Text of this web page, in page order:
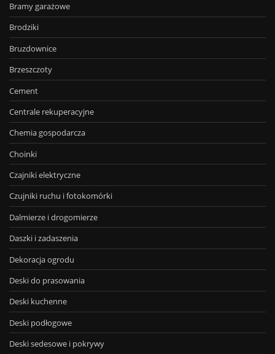
Bramy garażowe
Brodziki
Bruzdownice
Brzeszczoty
Cement
Centrale rekuperacyjne
Chemia gospodarcza
Choinki
Czajniki elektryczne
Czujniki ruchu i fotokomórki
Dalmierze i drogomierze
Daszki i zadaszenia
Dekoracja ogrodu
Deski do prasowania
Deski kuchenne
Deski podłogowe
Deski sedesowe i pokrywy